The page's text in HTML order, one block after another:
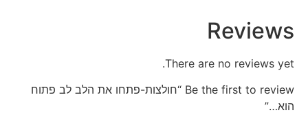
Reviews
There are no reviews yet.
Be the first to review “חולצות-פתחו את הלב לב פתוח
הוא…”